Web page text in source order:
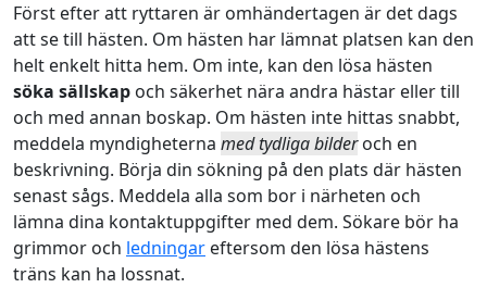
Först efter att ryttaren är omhändertagen är det dags
att se till hästen. Om hästen har lämnat platsen kan den
helt enkelt hitta hem. Om inte, kan den lösa hästen
söka sällskap och säkerhet nära andra hästar eller till
och med annan boskap. Om hästen inte hittas snabbt,
meddela myndigheterna med tydliga bilderoch en
beskrivning. Börja din sökning på den plats där hästen
senast sågs. Meddela alla som bor i närheten och
lämna dina kontaktuppgifter med dem. Sökare bör ha
grimmor och ledningar eftersom den lösa hästens
träns kan ha lossnat.